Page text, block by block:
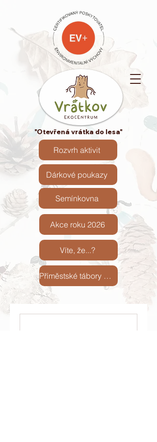
"Otevřená vrátka do lesa"
Semínkovna
Dárkové poukazy
Rozvrh aktivit
Akce roku 2026
Víte, že...?
Příměstské tábory 2026